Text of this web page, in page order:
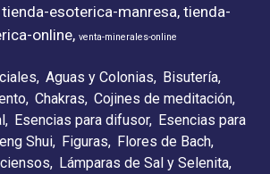
tienda-esoterica-manresa tienda-
online venta-minerales-online
Aguas y Colonias
Bisutería
Chakras Cojines de meditación
Esencias para difusor Esencias para
Shui Figuras
Flores de Bach
Lámparas de Sal y Selenita